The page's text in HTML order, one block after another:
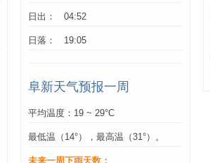
日出： 04:52
日落： 19:05
阜新天气预报一周
平均温度：19 ~ 29°C
最低温（14°），最高温（31°）。
未来一周下雨天数：